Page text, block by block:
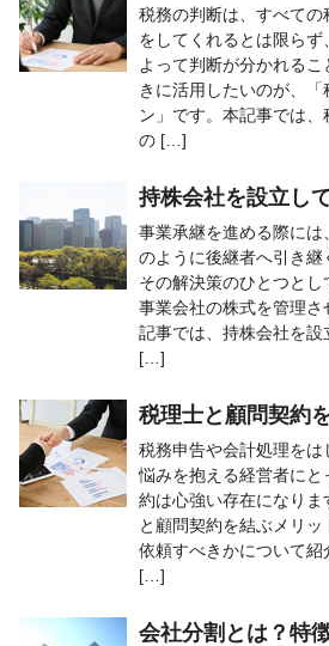
税務の判断は、すべて
をしてくれるとは限ら
よって判断が分かれる
きに活用したいのが、
ン」です。本記事では
の […]
持株会社を設立し
事業承継を進める際に
のように後継者へ引き継
その解決策のひとつと
事業会社の株式を管理
記事では、持株会社を
[…]
税理士と顧問契約
税務申告や会計処理を
悩みを抱える経営者に
約は心強い存在になり
と顧問契約を結ぶメリ
依頼すべきかについて
[…]
会社分割とは？特